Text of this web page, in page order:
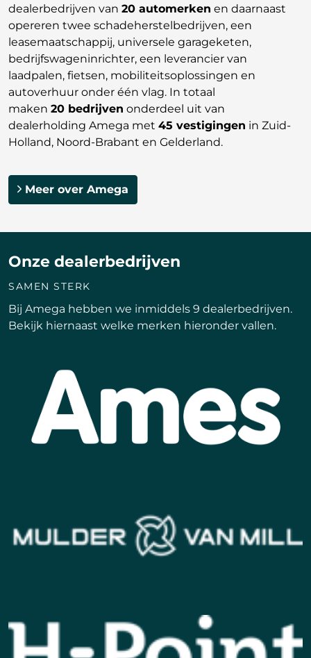
dealerbedrijven van20 automerken en daarnaast
opereren twee schadeherstelbedrijven, een
leasemaatschappij, universele garageketen,
bedrijfswageninrichter, een leverancier van
laadpalen, fietsen, mobiliteitsoplossingen en
autoverhuur onder één vlag. In totaal
maken20 bedrijven onderdeel uit van
dealerholding Amega met45 vestigingen in Zuid-
Holland, Noord-Brabant en Gelderland.
Meer over Amega
Onze dealerbedrijven
SAMEN STERK
Bij Amega hebben we inmiddels 9 dealerbedrijven.
Bekijk hiernaast welke merken hieronder vallen.